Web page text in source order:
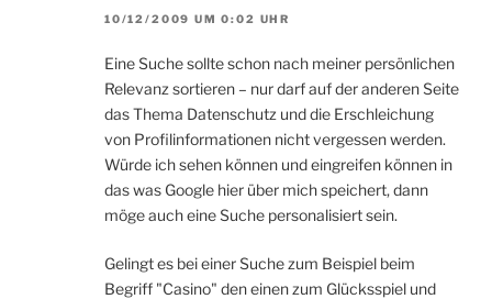
10/12/2009 UM 0:02 UHR
Eine Suche sollte schon nach meiner persönlichen
Relevanz sortieren – nur darf auf der anderen Seite
das Thema Datenschutz und die Erschleichung
von Profilinformationen nicht vergessen werden.
Würde ich sehen können und eingreifen können in
das was Google hier über mich speichert, dann
möge auch eine Suche personalisiert sein.
Gelingt es bei einer Suche zum Beispiel beim
Begriff "Casino" den einen zum Glücksspiel und